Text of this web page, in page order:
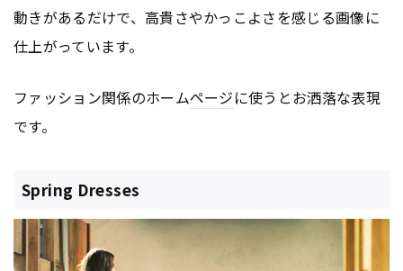
動きがあるだけで、高貴さやかっこよさを感じる画像に
仕上がっています。
ファッション関係のホームページに使うとお洒落な表現
です。
Spring Dresses